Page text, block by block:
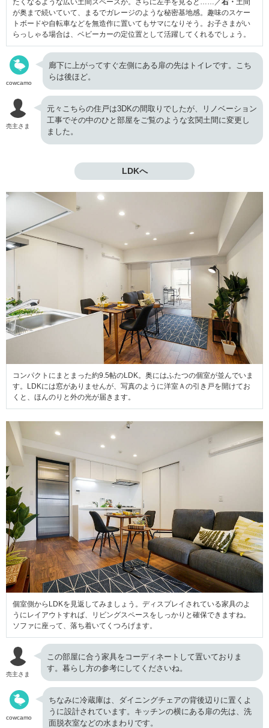
たくなるような広い土間スペースが。さらに左手を見ると……／ 右・ 土間
が奥まで続いていて、まるでガレージのような秘密基地感。趣味のスケー
トボードや自転車などを無造作に置いてもサマになりそう。お子さまがい
らっしゃる場合は、ベビーカーの定位置として活躍してくれるでしょう。
cowcamo
廊下に上がってすぐ左側にある扉の先はトイレです。こち
らは後ほど。
売主さま
元々こちらの住戸は3DKの間取りでしたが、リノベーション
工事でその中のひと部屋をご覧のような玄関土間に変更し
ました。
LDKへ
コンパクトにまとまった約9.5帖のLDK。奥にはふたつの個室が並んでいま
す。LDKには窓がありませんが、写真のように洋室Ａの引き戸を開けてお
くと、ほんのりと外の光が届きます。
個室側からLDKを見返してみましょう。ディスプレイされている家具のよ
うにレイアウトすれば、リビングスペースをしっかりと確保できますね。
ソファに座って、落ち着いてくつろげます。
売主さま
この部屋に合う家具をコーディネートして置いておりま
す。暮らし方の参考にしてくださいね。
cowcamo
ちなみに冷蔵庫は、ダイニングチェアの背後辺りに置くよ
うに設計されています。キッチンの横にある扉の先は、洗
面脱衣室などの水まわりです。